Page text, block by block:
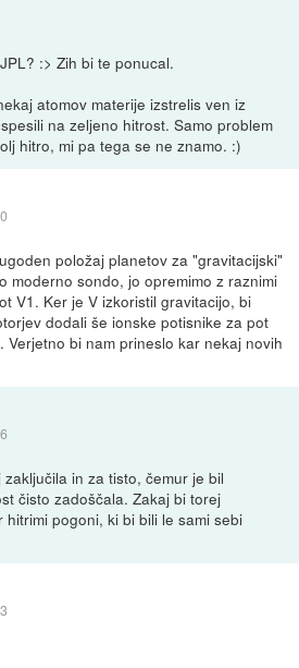
:> Zih bi te ponucal.
atomov materije izstrelis ven iz
na zeljeno hitrost. Samo problem
hitro, mi pa tega se ne znamo. :)
položaj planetov za "gravitacijski"
moderno sondo, jo opremimo z raznimi
V1. Ker je V izkoristil gravitacijo, bi
dodali še ionske potisnike za pot
Verjetno bi nam prineslo kar nekaj novih
in za tisto, čemur je bil
čisto zadoščala. Zakaj bi torej
hitrimi pogoni, ki bi bili le sami sebi